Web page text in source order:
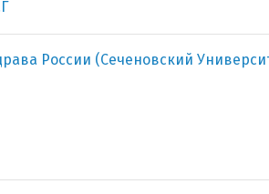
России (Сеченовский